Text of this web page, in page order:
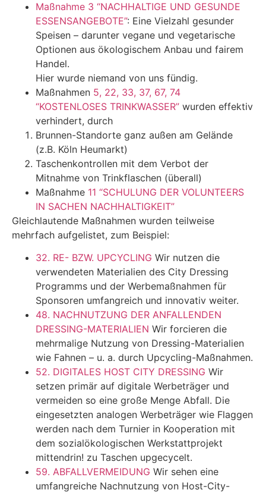
Maßnahme 3 “NACHHALTIGE UND GESUNDE
ESSENSANGEBOTE”: Eine Vielzahl gesunder
Speisen – darunter vegane und vegetarische
Optionen aus ökologischem Anbau und fairem
Handel.
Hier wurde niemand von uns fündig.
Maßnahmen 5, 22, 33, 37, 67, 74
“KOSTENLOSES TRINKWASSER” wurden effektiv
verhindert, durch
Brunnen-Standorte ganz außen am Gelände
(z.B. Köln Heumarkt)
Taschenkontrollen mit dem Verbot der
Mitnahme von Trinkflaschen (überall)
Maßnahme 11 “SCHULUNG DER VOLUNTEERS
IN SACHEN NACHHALTIGKEIT”
Gleichlautende Maßnahmen wurden teilweise
mehrfach aufgelistet, zum Beispiel:
32. RE- BZW. UPCYCLING Wir nutzen die
verwendeten Materialien des City Dressing
Programms und der Werbemaßnahmen für
Sponsoren umfangreich und innovativ weiter.
48. NACHNUTZUNG DER ANFALLENDEN
DRESSING-MATERIALIEN Wir forcieren die
mehrmalige Nutzung von Dressing-Materialien
wie Fahnen – u. a. durch Upcycling-Maßnahmen.
52. DIGITALES HOST CITY DRESSING Wir
setzen primär auf digitale Werbeträger und
vermeiden so eine große Menge Abfall. Die
eingesetzten analogen Werbeträger wie Flaggen
werden nach dem Turnier in Kooperation mit
dem sozialökologischen Werkstattprojekt
mittendrin! zu Taschen upgecycelt.
59. ABFALLVERMEIDUNG Wir sehen eine
umfangreiche Nachnutzung von Host-City-